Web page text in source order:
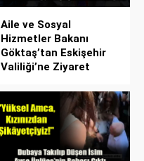
Aile ve Sosyal
Hizmetler Bakanı
Göktaş’tan Eskişehir
Valiliği’ne Ziyaret